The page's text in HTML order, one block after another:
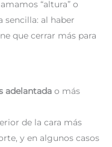
“altura” o
al haber
que cerrar más para
adelantada o más
de la cara más
y en algunos casos